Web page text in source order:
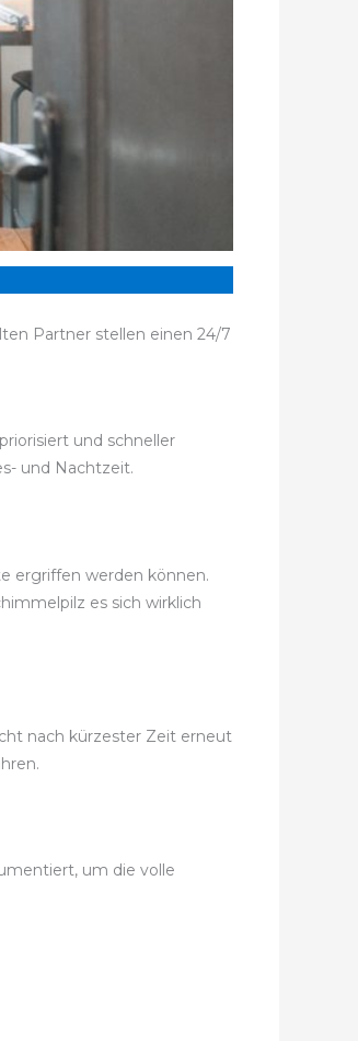
Partner stellen einen 24/7
und schneller
und Nachtzeit.
ergriffen werden können.
es sich wirklich
nach kürzester Zeit erneut
um die volle